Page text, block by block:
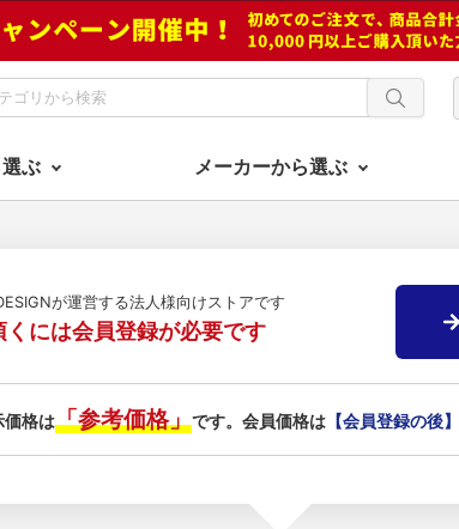
ぶ メーカーから選ぶ
が運営する法人様向けストアです
くには会員登録が必要です
格は「参考価格」です。会員価格は【会員登録の後】